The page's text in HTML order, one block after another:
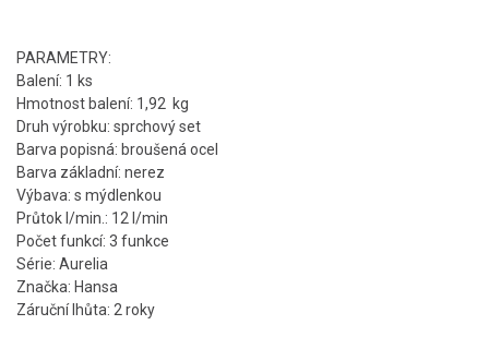
PARAMETRY:
Balení: 1 ks
Hmotnost balení: 1,92 kg
Druh výrobku: sprchový set
Barva popisná: broušená ocel
Barva základní: nerez
Výbava: s mýdlenkou
Průtok l/min.: 12 l/min
Počet funkcí: 3 funkce
Série: Aurelia
Značka: Hansa
Záruční lhůta: 2 roky